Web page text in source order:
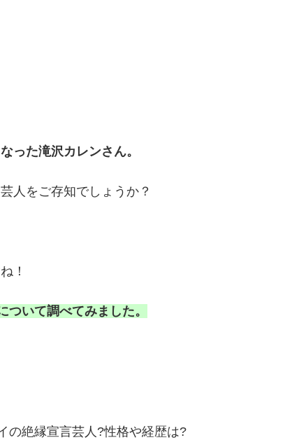
った滝沢カレンさん。
人をご存知でしょうか？
！
いて調べてみました。
の絶縁宣言芸人?性格や経歴は?